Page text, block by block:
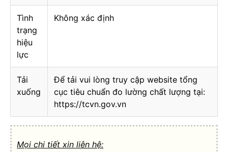
Tình
trạng
hiệu
lực
Không xác định
Tải
xuống
Để tải vui lòng truy cập website tổng
cục tiêu chuẩn đo lường chất lượng tại:
https://tcvn.gov.vn
Mọi chi tiết xin liên hệ: